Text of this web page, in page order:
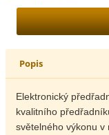
Popis
Elektronický
kvalitního
světelného výkonu